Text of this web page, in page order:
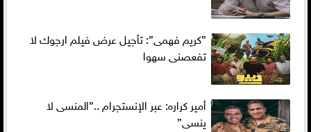
”كريم فهمى”: تأجيل عرض فيلم ارجوك لا
تفعصنى سهوا
أمير كراره: عبر الإنستجرام ..”المنسى لا
ينسى”